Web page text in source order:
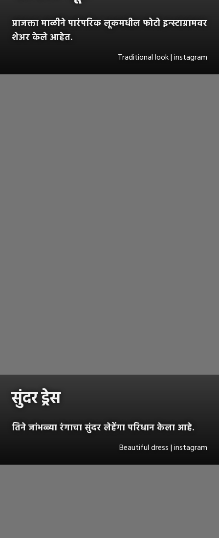
प्राजक्ता माळीने पारंपरिक लूकमधील फोटो इन्स्टाग्रामवर
शेअर केले आहेत.
Traditional look | instagram
सुंदर ड्रेस
तिने जांभळ्या रंगाचा सुंदर लेहेंगा परिधान केला आहे.
Beautiful dress | instagram